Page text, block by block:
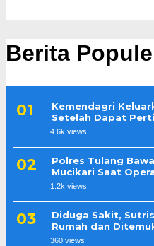
Berita
Kemendagri
Setelah Dapat
4.6k views
Polres Tulang
Mucikari Saat
1.2k views
Diduga Sakit,
Rumah dan
360 views